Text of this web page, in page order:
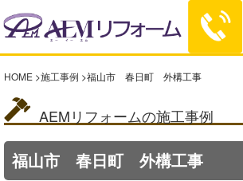
HOME >施工事例 >福山市 春日町 外構工事
AEMリフォームの施工事例
福山市 春日町 外構工事